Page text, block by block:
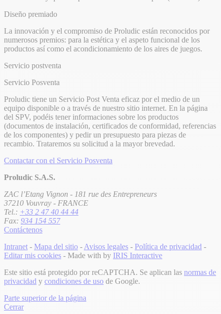
Diseño premiado
La innovación y el compromiso de Proludic están reconocidos por
numerosos premios: para la estética y el aspeto funcional de los
productos así como el acondicionamiento de los aires de juegos.
Servicio postventa
Servicio Posventa
Proludic tiene un Servicio Post Venta eficaz por el medio de un
equipo disponible o a través de nuestro sitio internet. En la página
del SPV, podéis tener informaciones sobre los productos
(documentos de instalación, certificados de conformidad, referencias
de los componentes) y pedir un presupuesto para piezas de
recambio. Trataremos su solicitud a la mayor brevedad.
Contactar con el Servicio Posventa
Proludic S.A.S.
ZAC l’Etang Vignon - 181 rue des Entrepreneurs
37210 Vouvray - FRANCE
Tel.: +33 2 47 40 44 44
Fax: 934 154 557
Contáctenos
Intranet - Mapa del sitio - Avisos legales - Política de privacidad -
Editar mis cookies - Made with by IRIS Interactive
Este sitio está protegido por reCAPTCHA. Se aplican las normas de
privacidad y condiciones de uso de Google.
Parte superior de la página
Cerrar